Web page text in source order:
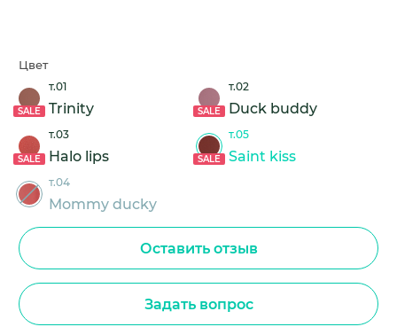
Цвет
SALE
т.01
Trinity SALE
т.02
Duck buddy
SALE
т.03
Halo lips SALE
т.05
Saint kiss
т.04
Mommy ducky
Оставить отзыв
Задать вопрос